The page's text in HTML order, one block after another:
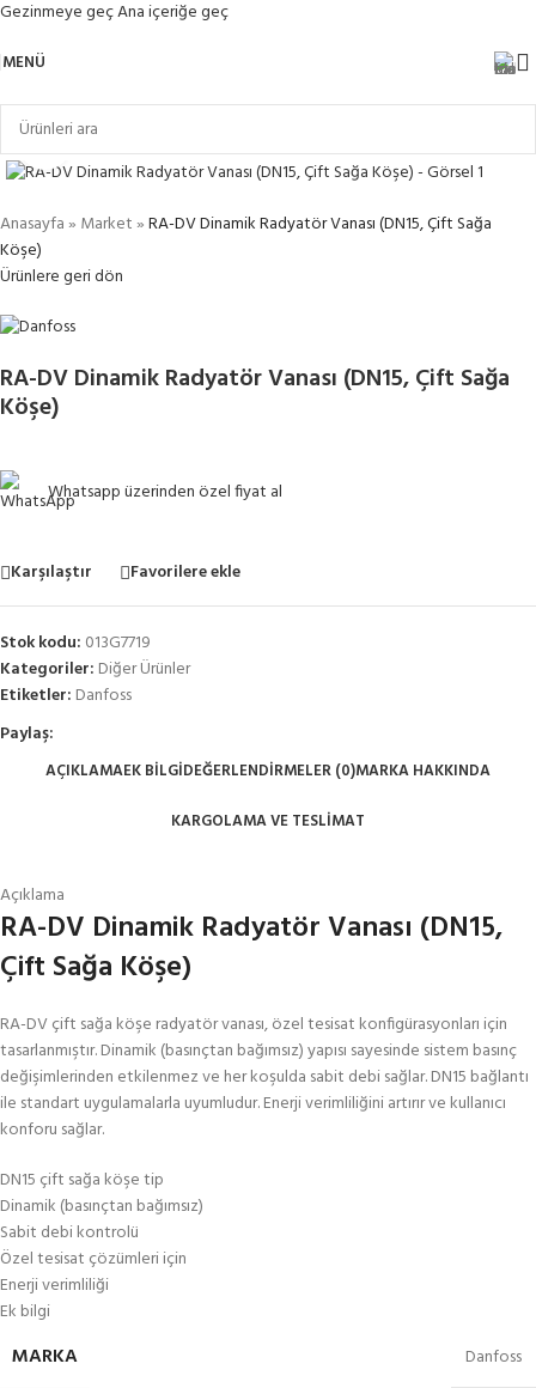
Gezinmeye geçAna içeriğe geç
MENÜ
Anasayfa» Market»RA-DV Dinamik Radyatör Vanası (DN15, Çift Sağa
Köşe)
Ürünlere geri dön
RA-DV Dinamik Radyatör Vanası (DN15, Çift Sağa
Köşe)
Whatsapp üzerinden özel fiyat al
Karşılaştır Favorilere ekle
Stok kodu: 013G7719
Kategoriler: Diğer Ürünler
Etiketler: Danfoss
Paylaş:
AÇIKLAMAEK BILGIDEĞERLENDIRMELER (0)MARKA HAKKINDA
KARGOLAMA VE TESLIMAT
Açıklama
RA-DV Dinamik Radyatör Vanası (DN15,
Çift Sağa Köşe)
RA-DV çift sağa köşe radyatör vanası, özel tesisat konfigürasyonları için
tasarlanmıştır. Dinamik (basınçtan bağımsız) yapısı sayesinde sistem basınç
değişimlerinden etkilenmez ve her koşulda sabit debi sağlar. DN15 bağlantı
ile standart uygulamalarla uyumludur. Enerji verimliliğini artırır ve kullanıcı
konforu sağlar.
DN15 çift sağa köşe tip
Dinamik (basınçtan bağımsız)
Sabit debi kontrolü
Özel tesisat çözümleri için
Enerji verimliliği
Ek bilgi
MARKA
Danfoss